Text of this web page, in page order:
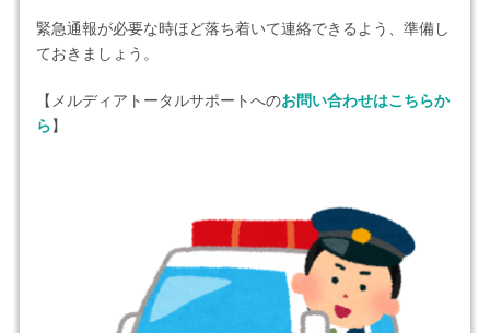
緊急通報が必要な時ほど落ち着いて連絡できるよう、準備し
ておきましょう。
【メルディアトータルサポートへのお問い合わせはこちらか
ら】